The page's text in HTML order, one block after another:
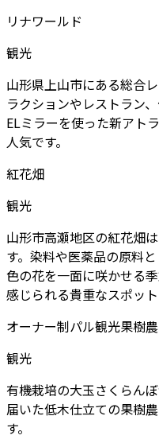
リナワールド
観光
山形県上山市にある総合
ラクションやレストラン
ELミラーを使った新アト
人気です。
紅花畑
観光
山形市高瀬地区の紅花畑
す。染料や医薬品の原料
色の花を一面に咲かせる
感じられる貴重なスポット
オーナー制パル観光果樹
観光
有機栽培の大玉さくらん
届いた低木仕立ての果樹
す。